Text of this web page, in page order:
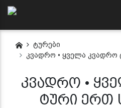
ტურები
კვადრო • ყველა კვადრო
კვადრო •
ტური ერთ